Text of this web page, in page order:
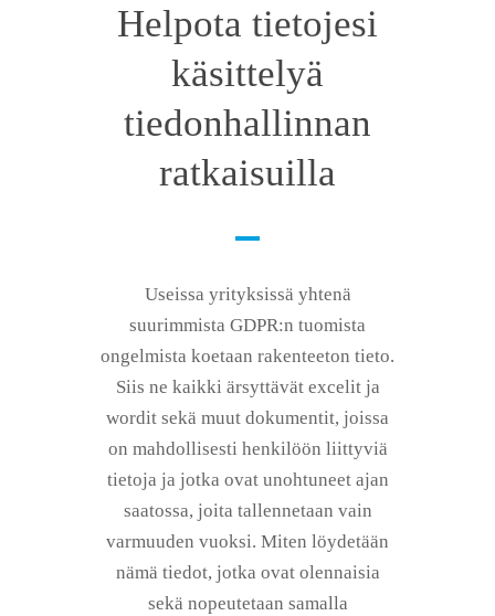
Helpota tietojesi
käsittelyä
tiedonhallinnan
ratkaisuilla
Useissa yrityksissä yhtenä
suurimmista GDPR:n tuomista
ongelmista koetaan rakenteeton tieto.
Siis ne kaikki ärsyttävät excelitja
wordit sekä muut dokumentit, joissa
on mahdollisesti henkilöön liittyviä
tietoja ja jotka ovat unohtuneet ajan
saatossa, joita tallennetaan vain
varmuuden vuoksi. Miten löydetään
nämä tiedot, jotka ovat olennaisia
sekä nopeutetaan samalla